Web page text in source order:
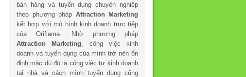
bán hàng và tuyển dụng chuyên nghiệp
theo phương pháp Attraction Marketing
kết hợp với mô hình kinh doanh trực tiếp
của Oriflame. Nhờ phương pháp
Attraction Marketing, công việc kinh
doanh và tuyển dụng của mình trở nên ổn
định mặc dù đó là công việc tự kinh doanh
tại nhà và cách mình tuyển dụng cũng